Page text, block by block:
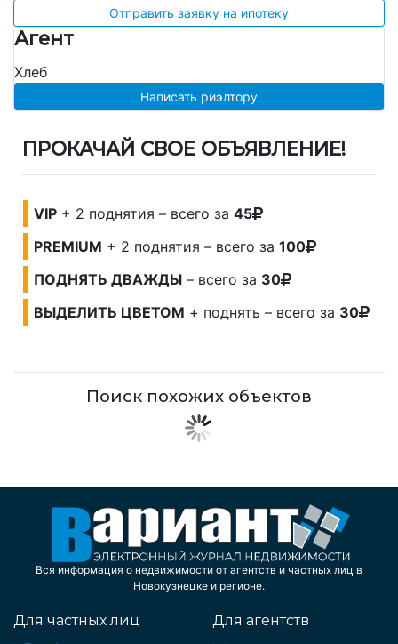
Отправить заявку на ипотеку
Агент
Хлеб
Написать риэлтору
ПРОКАЧАЙ СВОЕ ОБЪЯВЛЕНИЕ!
VIP + 2 поднятия – всего за 45
PREMIUM + 2 поднятия – всего за 100
ПОДНЯТЬ ДВАЖДЫ – всего за 30
ВЫДЕЛИТЬ ЦВЕТОМ + поднять – всего за 30
Поиск похожих объектов
Вся информация о недвижимости от агентств и частных лиц в
Новокузнецке и регионе.
Для частных лиц Для агентств